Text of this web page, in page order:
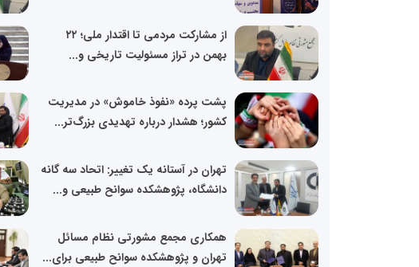
از مشارکت مردمی تا اقتدار ملی؛ ۲۲
بهمن در تراز مسئولیت تاریخی و...
پشت پرده «نفوذ خاموش» در مدیریت
کشور؛ هشدار درباره تهدیدی بزرگ‌تر...
تهران در آستانه یک تغییر: اتحاد سه گانه
دانشگاه، پژوهشکده سوانح طبیعی و...
همکاری مجمع مشورتی نظام مسائل
تهران و پژوهشکده سوانح طبیعی برای...